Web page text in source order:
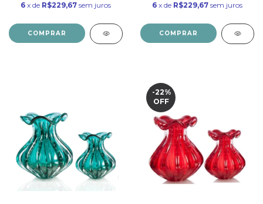
6 x de R$229,67 sem juros
COMPRAR
6 x de R$229,67 sem juros
COMPRAR
-22%
OFF